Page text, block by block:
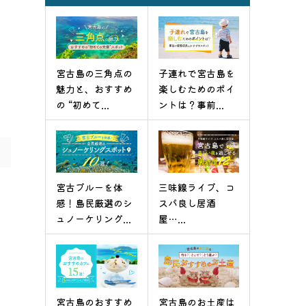
宮古島の三角点の
魅力と、おすすめ
の “初めて...
子連れで宮古島を
楽しむためのポイ
ントは？事前...
宮古ブルーを体
感！島民厳選のシ
ュノーケリング...
三味線ライブ、コ
スパ良し居酒
屋…...
宮古島のおすすめ
宮古島のお土産は